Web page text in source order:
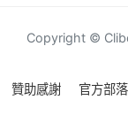
Copyright ©
贊助感謝 官方部